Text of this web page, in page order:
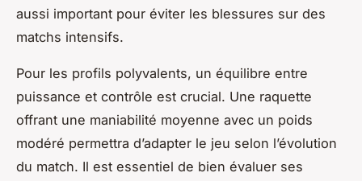
aussi important pour éviter les blessures sur des
matchs intensifs.
Pour les profils polyvalents, un équilibre entre
puissance et contrôle est crucial. Une raquette
offrant une maniabilité moyenne avec un poids
modéré permettra d’adapter le jeu selon l’évolution
du match. Il est essentiel de bien évaluer ses